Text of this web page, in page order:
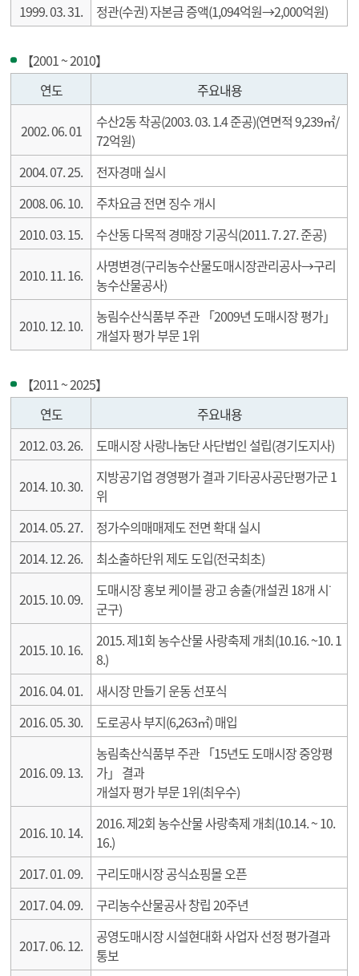
1999. 03. 31.
정관(수권) 자본금 증액(1,094억원→2,000억원)
【2001 ~ 2010】
연도 주요내용
2002. 06. 01
수산2동 착공(2003. 03. 1.4 준공)(연면적 9,239㎡/
72억원)
2004. 07. 25.
전자경매 실시
2008. 06. 10.
주차요금 전면 징수 개시
2010. 03. 15.
수산동 다목적 경매장 기공식(2011. 7. 27. 준공)
2010. 11. 16.
사명변경(구리농수산물도매시장관리공사→구리
농수산물공사)
2010. 12. 10.
농림수산식품부 주관 「2009년 도매시장 평가」
개설자 평가 부문 1위
【2011 ~ 2025】
연도
주요내용
2012. 03. 26.
도매시장 사랑나눔단 사단법인 설립(경기도지사)
2014. 10. 30.
지방공기업 경영평가 결과 기타공사공단평가군 1
위
2014. 05. 27.
정가수의매매제도 전면 확대 실시
2014. 12. 26.
최소출하단위 제도 도입(전국최초)
2015. 10. 09.
도매시장 홍보 케이블 광고 송출(개설권 18개 시˙
군구)
2015. 10. 16.
2015. 제1회 농수산물 사랑축제 개최(10.16. ~10. 1
8.)
2016. 04. 01.
새시장 만들기 운동 선포식
2016. 05. 30.
도로공사 부지(6,263㎡) 매입
2016. 09. 13.
농림축산식품부 주관 「15년도 도매시장 중앙평
가」 결과
개설자 평가 부문 1위(최우수)
2016. 10. 14.
2016. 제2회 농수산물 사랑축제 개최(10.14. ~ 10.
16.)
2017. 01. 09.
구리도매시장 공식쇼핑몰 오픈
2017. 04. 09.
구리농수산물공사 창립 20주년
2017. 06. 12.
공영도매시장 시설현대화 사업자 선정 평가결과
통보